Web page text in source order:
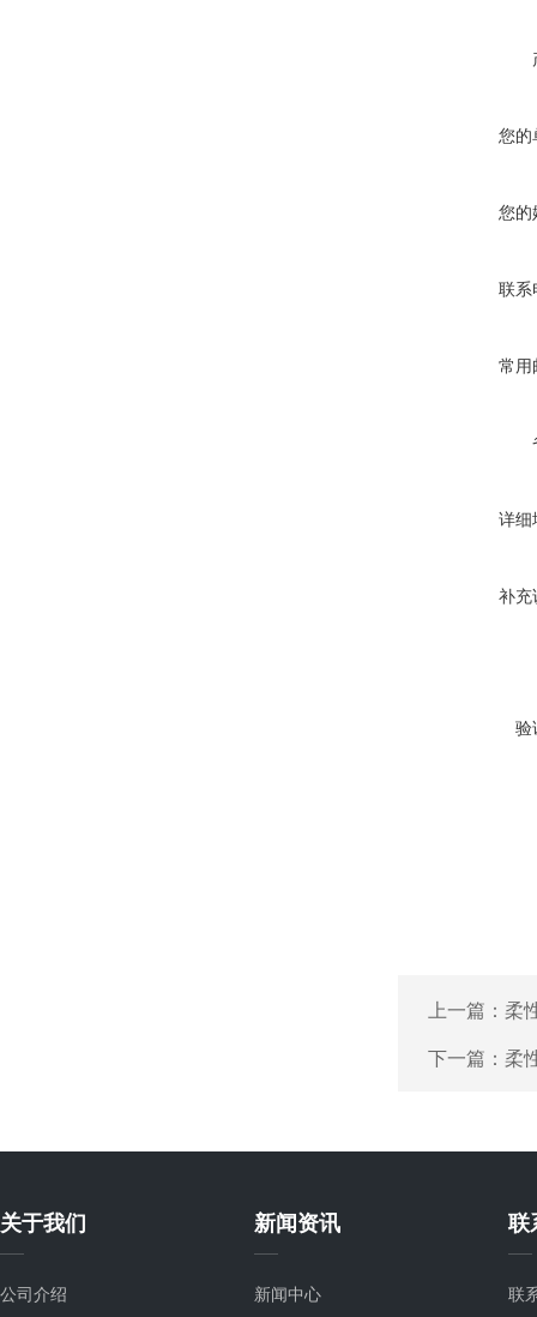
您的
您的
联系
常用
详细
补充
验
上一篇： 柔
下一篇： 柔
关于我们
公司介绍
新闻资讯
新闻中心
联
联